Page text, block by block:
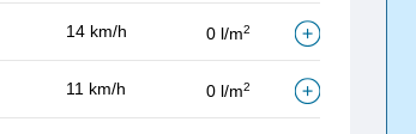
14 km/h 0 l/m2
11 km/h 0 l/m2